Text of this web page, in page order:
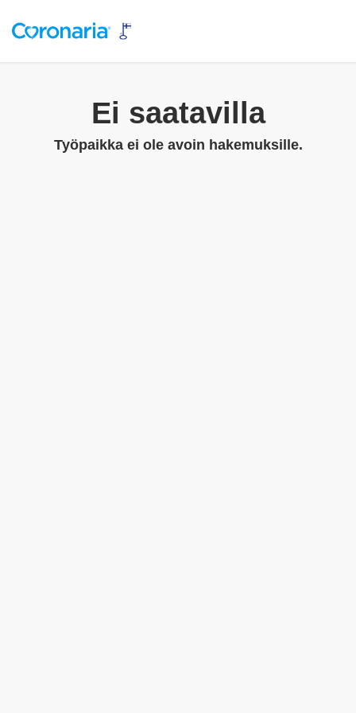
Ei saatavilla
Työpaikka ei ole avoin hakemuksille.